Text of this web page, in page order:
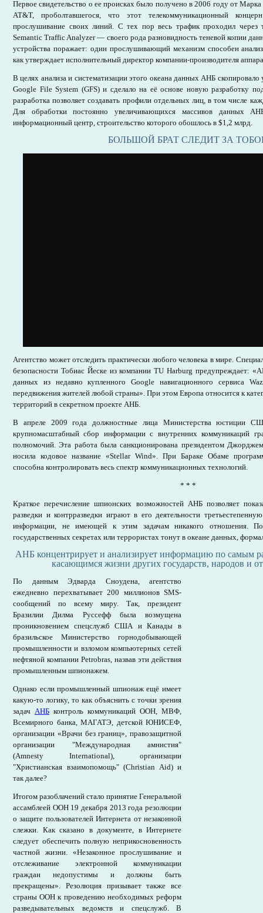
Первое свидетельство о ее происках было получено в 2006 году от
AT&T, проболтавшегося, что этот телекоммуникационный
прослушивание своих линий. С тех пор весь трафик проходил через
Semantic Traffic Analyzer — своего рода разновидность теневой копии
устройства поражает: один прослушивающий механизм способен
как утверждает исполнительный директор компании-производителя
В целях анализа и систематизации этого океана данных АНБ
Google File System (GFS) и сделало на её основе новую разработку
разработка позволяет создавать профили отдельных лиц, в том числе
Для обработки постоянно увеличивающихся массивов данных
информационный центр, строительство которого обошлось в $1,2 млрд.
БОЛЬШОЙ БРАТ СЛЕДИТ ЗА
Агентство может отследить практически любого человека в мире.
безопасности Тобиас Йеске из компании TU Harburg предупреждает:
данных из недавно купленного Google навигационного сервиса
передвижения жителей любой страны». При этом Европа относится к
территорий в секретном проекте АНБ.
В апреле 2009 года должностные лица Министерства юстиции
крупномасштабный сбор информации с внутренних коммуникаций
полномочий. Эта работа была санкционирована президентом
носила кодовое название «Stellar Wind». При Бараке Обаме
способна контролировать весь спектр коммуникационных технологий.
* * *
Краткое перечисление шпионских возможностей АНБ позволяет
разведки и контрразведки играют в его деятельности
информации, не имеющей к этим задачам никакого отношения.
государственных секретах или террористах тонут в океане данных,
АНБ концентрирует и анализирует информацию по самым
касающимся жизни других государств, народов и
По данным Эдварда Сноудена, агентство
ежедневно перехватывает 200 миллионов SMS-
сообщений по всему миру. Так, президент
Бразилии Дилма Руссефф была возмущена
проникновением спецслужб США и Канады в
бразильское Министерство горнодобывающей
промышленности и взломом компьютерных сетей
нефтяной компании Petrobras, назвав эти действия
промышленным шпионажем.
Однако если промышленный шпионаж ещё имеет
какую-то логику, то как объяснить с точки зрения
задач АНБ контроль коммуникаций ООН, МВФ,
Всемирного банка, МАГАТЭ, детской ЮНИСЕФ,
организации «Врачи без границ», правозащитной
организации "Международная амнистия"
(Amnesty International), организации
"Христианская взаимопомощь" (Christian Aid) и
так далее?
Итогом разоблачений стало принятие Генеральной
ассамблеей ООН 19 декабря 2013 года резолюции
о защите пользователей Интернета от незаконной
слежки. Как сказано в документе, в Интернете
следует обеспечить полную неприкосновенность
частной жизни. «Незаконное прослушивание и
отслеживание электронной коммуникации
граждан недопустимы и должны быть
прекращены». Резолюция призывает также все
страны ООН к проведению необходимых реформ
разведывательных ведомств и спецслужб. В